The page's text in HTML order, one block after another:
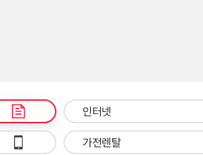
인터넷
가전렌탈